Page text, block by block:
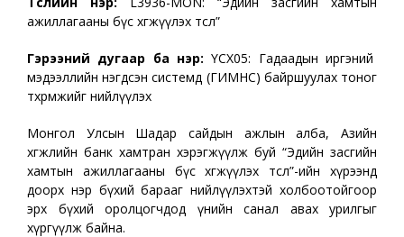
ажиллагааны бүс хөгжүүлэх төсөл”
Гэрээний дугаар ба нэр: ҮСХ05: Гадаадын иргэний
мэдээллийн нэгдсэн системд (ГИМНС) байршуулах тоног
төхөөрөмжийг нийлүүлэх
Монгол Улсын Шадар сайдын ажлын алба, Азийн
хөгжлийн банк хамтран хэрэгжүүлж буй “Эдийн засгийн
хамтын ажиллагааны бүс хөгжүүлэх төсөл”-ийн хүрээнд
доорх нэр бүхий барааг нийлүүлэхтэй холбоотойгоор
эрх бүхий оролцогчдод үнийн санал авах урилгыг
хүргүүлж байна.